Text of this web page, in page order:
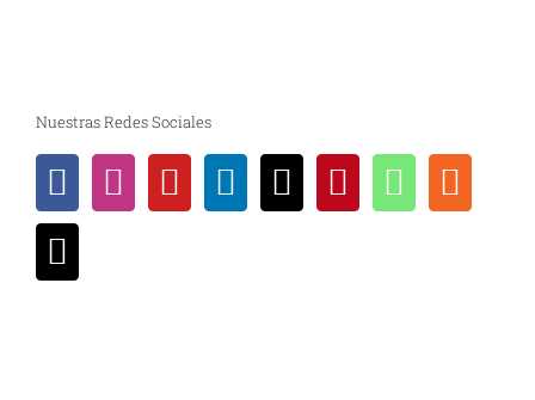
Nuestras Redes Sociales